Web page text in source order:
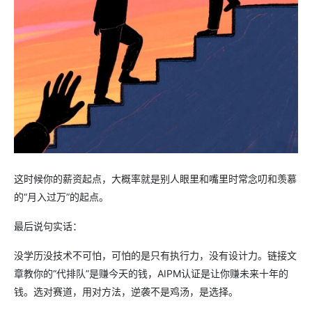
这时候你的薪资起点，大概率就是别人眼里和嘴里时常念叨和羡慕
的“月入过万”的起点。
最后说句实话：
没学历没技术不可怕，可怕的是只有执行力，没有设计力。链接文
章教你的“代排队”是赚今天的钱，AIPM认证是让你赚未来十年的
钱。选对赛道，用对方法，逆袭不是鸡汤，是选择。